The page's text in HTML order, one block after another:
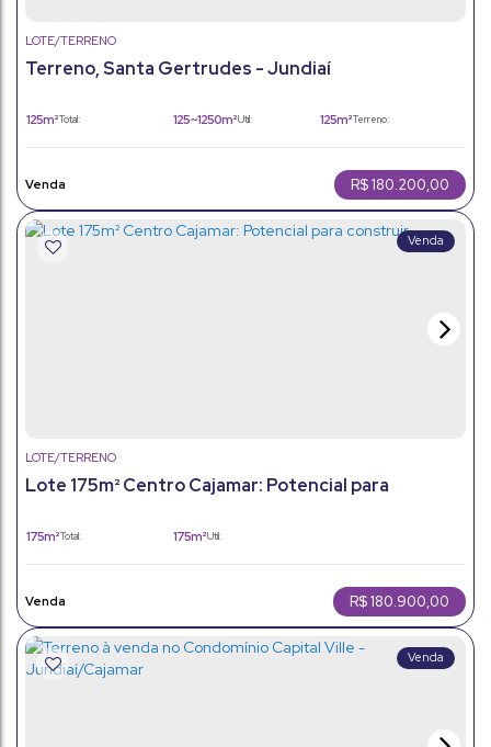
Terreno, Santa Gertrudes - Jundiaí
LOTE/TERRENO
R$180.200,00
Total:
125m² Útil:
125 ~ 1250m² Terreno:
125m²
Lote 175m² Centro Cajamar: Potencial para
LOTE/TERRENO
R$180.900,00
Total:
175m² Útil:
175m²